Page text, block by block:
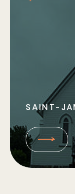
SAINT-